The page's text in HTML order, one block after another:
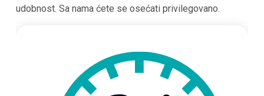
udobnost. Sa nama ćete se osećati privilegovano.